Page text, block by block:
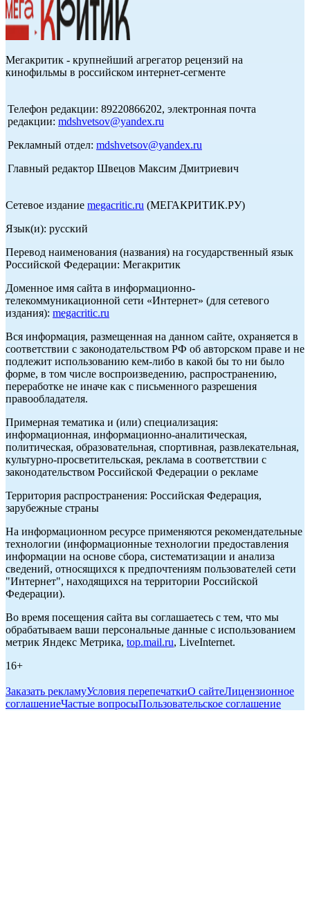
Мегакритик - крупнейший агрегатор рецензий на
кинофильмы в российском интернет-сегменте
Телефон редакции: 89220866202, электронная почта
редакции: mdshvetsov@yandex.ru
Рекламный отдел: mdshvetsov@yandex.ru
Главный редактор Швецов Максим Дмитриевич
Сетевое издание megacritic.ru (МЕГАКРИТИК.РУ)
Язык(и): русский
Перевод наименования (названия) на государственный язык
Российской Федерации: Мегакритик
Доменное имя сайта в информационно-
телекоммуникационной сети «Интернет» (для сетевого
издания): megacritic.ru
Вся информация, размещенная на данном сайте, охраняется в
соответствии с законодательством РФ об авторском праве и не
подлежит использованию кем-либо в какой бы то ни было
форме, в том числе воспроизведению, распространению,
переработке не иначе как с письменного разрешения
правообладателя.
Примерная тематика и (или) специализация:
информационная, информационно-аналитическая,
политическая, образовательная, спортивная, развлекательная,
культурно-просветительская, реклама в соответствии с
законодательством Российской Федерации о рекламе
Территория распространения: Российская Федерация,
зарубежные страны
На информационном ресурсе применяются рекомендательные
технологии (информационные технологии предоставления
информации на основе сбора, систематизации и анализа
сведений, относящихся к предпочтениям пользователей сети
"Интернет", находящихся на территории Российской
Федерации).
Во время посещения сайта вы соглашаетесь с тем, что мы
обрабатываем ваши персональные данные с использованием
метрик Яндекс Метрика, top.mail.ru, LiveInternet.
16+
Заказать рекламуУсловия перепечаткиО сайтеЛицензионное
соглашениеЧастые вопросыПользовательское соглашение